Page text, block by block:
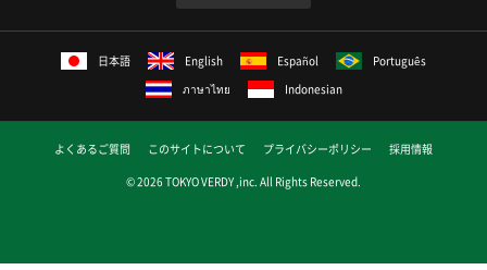
日本語 English Español
Português
ภาษาไทย
Indonesian
よくあるご質問 このサイトについて プライバシーポリシー
採用情報
© 2026 TOKYO VERDY ,inc. All Rights Reserved.